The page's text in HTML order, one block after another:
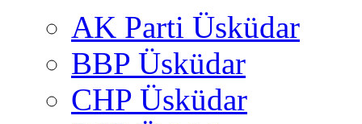
AK Parti Üsküdar
BBP Üsküdar
CHP Üsküdar